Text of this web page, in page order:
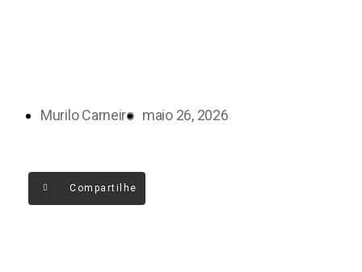
Murilo Carneiro maio 26, 2026
Compartilhe